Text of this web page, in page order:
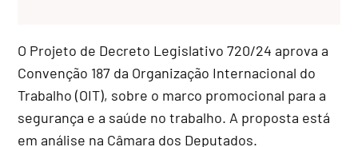
O Projeto de Decreto Legislativo 720/24 aprova a
Convenção 187 da Organização Internacional do
Trabalho (OIT), sobre o marco promocional para a
segurança e a saúde no trabalho. A proposta está
em análise na Câmara dos Deputados.